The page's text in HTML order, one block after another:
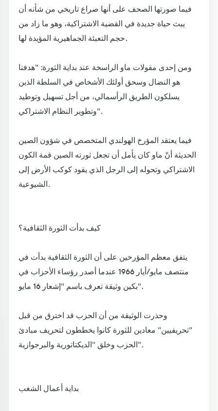
فيما صورتها الصحف على أنها صراع تاريخي من شأنه أن
يبث حياة جديدة في القضية الاشتراكية، وهو ما زاد من
حجم التعبئة الجماهيرية المؤيدة لها.
ومن إحدى مقولات ماو الراسخة عند بداية الثورة: "هدفنا
هو النضال وسحق أولئك الأشخاص في السلطة الذين
يسلكون الطريق الرأسمالي، من أجل تسهيل وتوطيد
وتطوير النظام الاشتراكي".
فيما يعتقد المؤرخ الهولندي المتخصص في شؤون الصين
الحديثة أنّ ماو كان يأمل أن تجعل ثورته الصين قمة الكون
الاشتراكي وتحوله إلى الرجل الذي يقود كوكب الأرض إلى
الشيوعية.
كيف بدأت الثورة الثقافية؟
يتفق معظم المؤرخين على أن الثورة الثقافية بدأت في
منتصف مايو/أيار 1966 عندما أصدر رؤساء الأحزاب في
بكين وثيقة تعرف باسم "إشعار 16 مايو".
وحذرت الوثيقة من أن الحزب قد اخترق من قبل
"تحريفيين" معادين للثورة كانوا يخططون لتحريف مبادئ
الحزب وخلق "الديكتاتورية والبرجوازية".
بداية أعمال الشغب